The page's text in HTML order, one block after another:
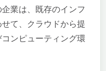
業は、既存のインフ
て、クラウドから提
ンピューティング環